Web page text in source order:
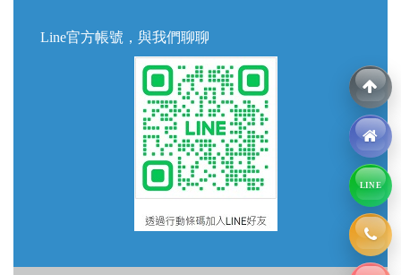
Line官方帳號，與我們聊聊
LINE